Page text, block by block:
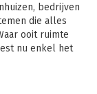
bedrijven
die alles
ooit ruimte
nu enkel het